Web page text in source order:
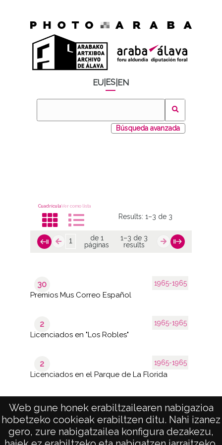
Web gune honek erabiltzailearen nabigazioa
hobetzeko cookieak erabiltzen ditu. Nahi izanez
gero, zure nabigatzailea konfigura dezakezu,
EU ES EN
Búsqueda avanzada
CuadrículaVer como lista
Results:1–3 de 3
de 1
páginas
1–3 de 3
results
1965-1965
30
Premios Mus Correo Español
1965-1965
2
Licenciados en "Los Robles"
1965-1965
2
Licenciados en el Parque de La Florida
de 1
páginas
1–3 de
results